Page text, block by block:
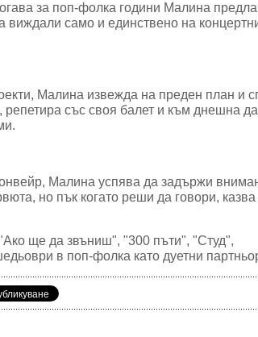
за поп-фолка години Малина
виждали само и единствено на
Малина извежда на преден план и
репетира със своя балет и към днешна
Малина успява да задържи
но пък когато реши да говори, казва
ще да звъниш", "300 пъти", "Студ",
в поп-фолка като дуетни